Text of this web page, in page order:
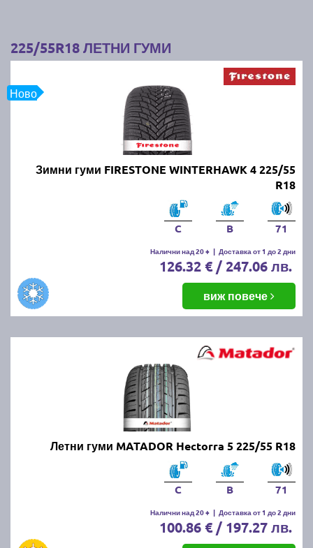
225/55R18 ЛЕТНИ ГУМИ
Ново
Зимни гуми FIRESTONE WINTERHAWK 4 225/55
R18
C B 71
Налични над 20 + | Доставка от 1 до 2 дни
126.32 € / 247.06 лв.
виж повече
Летни гуми MATADOR Hectorra 5 225/55 R18
C B 71
Налични над 20 + | Доставка от 1 до 2 дни
100.86 € / 197.27 лв.